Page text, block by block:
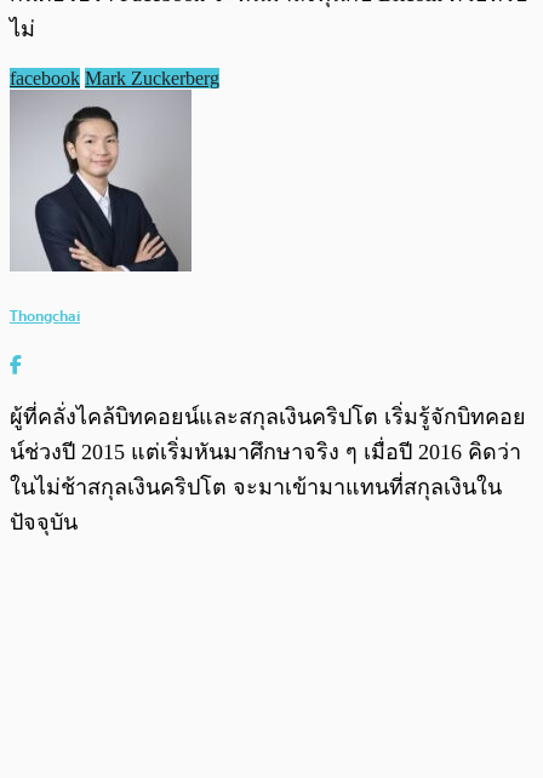
ไม่
facebook Mark Zuckerberg
Thongchai
ผู้ที่คลั่งไคล้บิทคอยน์และสกุลเงินคริปโต เริ่มรู้จักบิทคอย
น์ช่วงปี 2015 แต่เริ่มหันมาศึกษาจริง ๆ เมื่อปี 2016 คิดว่า
ในไม่ช้าสกุลเงินคริปโต จะมาเข้ามาแทนที่สกุลเงินใน
ปัจจุบัน